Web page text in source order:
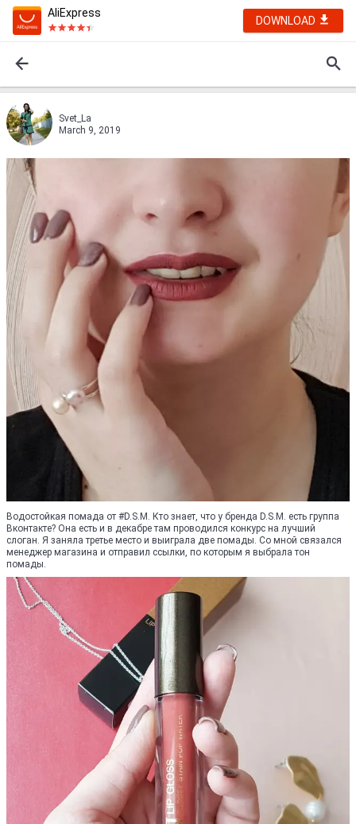
AliExpress
DOWNLOAD
Svet_La
March 9, 2019
Водостойкая помада от #D.S.M. Кто знает, что у бренда D.S.M. есть группа
Вконтакте? Она есть и в декабре там проводился конкурс на лучший
слоган. Я заняла третье место и выиграла две помады. Со мной связался
менеджер магазина и отправил ссылки, по которым я выбрала тон
помады.